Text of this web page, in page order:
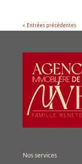
« Entrées précédentes
Nos services